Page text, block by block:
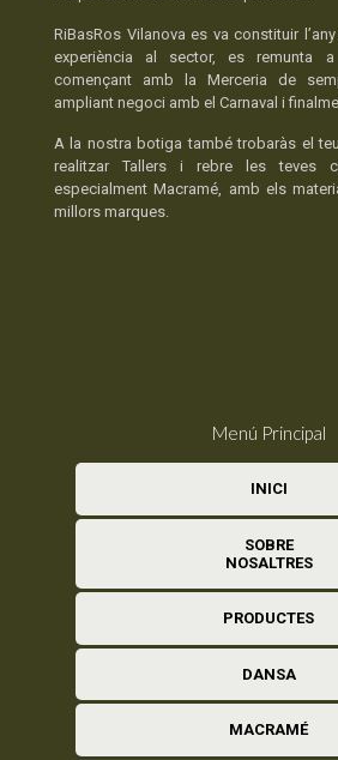
RiBasRos Vilanova es va constituir
experiència al sector, es remunta
començant amb la Merceria de
ampliant negoci amb el Carnaval i
A la nostra botiga també trobaràs el
realitzar Tallers i rebre les teves
especialment Macramé, amb els
millors marques.
Menú Principal
INICI
SOBRE
NOSALTRES
PRODUCTES
DANSA
MACRAMÉ